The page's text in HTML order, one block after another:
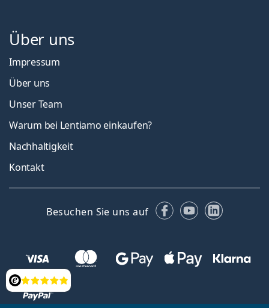
Bewertung
Über uns
Impressum
Über uns
Unser Team
Warum bei Lentiamo einkaufen?
Nachhaltigkeit
Kontakt
Besuchen Sie uns auf Facebook
YouTubeLinkedIn